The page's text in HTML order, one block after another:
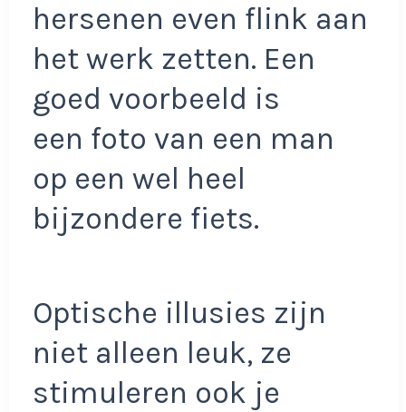
hersenen even flink aan
het werk zetten. Een
goed voorbeeld is
een foto van een man
op een wel heel
bijzondere fiets.
Optische illusies zijn
niet alleen leuk, ze
stimuleren ook je